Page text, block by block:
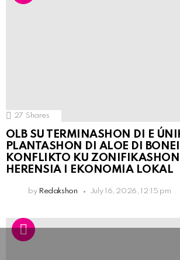
27 Shares
OLB SU TERMINASHON DI E
PLANTASHON DI ALOE DI
KONFLIKTO KU
HERENSIA I EKONOMIA LOKAL
by Redakshon July 16, 2026, 12:15 pm